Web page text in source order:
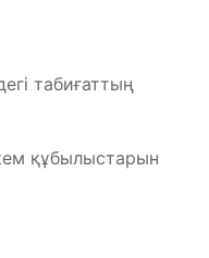
табиғаттың
құбылыстарын